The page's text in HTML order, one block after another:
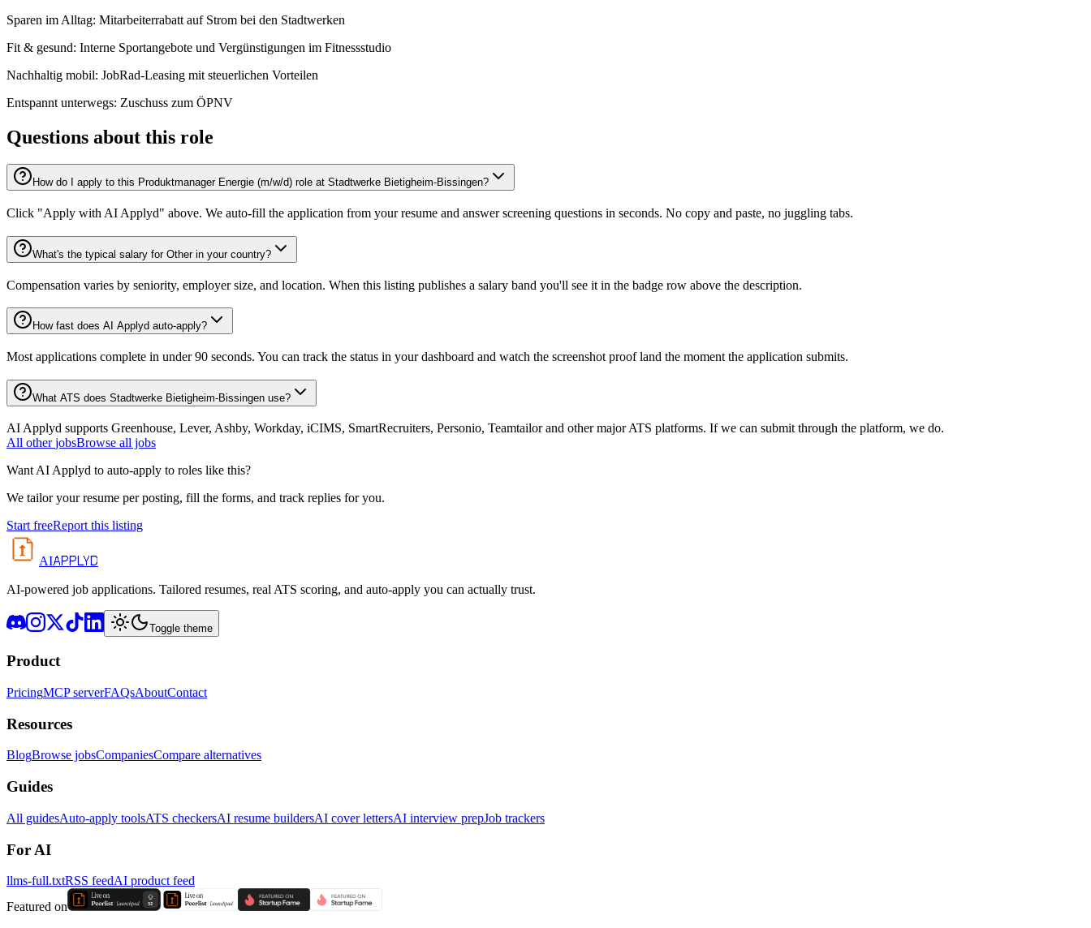
Sparen im Alltag: Mitarbeiterrabatt auf Strom bei den Stadtwerken
Fit & gesund: Interne Sportangebote und Vergünstigungen im Fitnessstudio
Nachhaltig mobil: JobRad-Leasing mit steuerlichen Vorteilen
Entspannt unterwegs: Zuschuss zum ÖPNV
Questions about this role
How do I apply to this Produktmanager Energie (m/w/d) role at Stadtwerke Bietigheim-Bissingen?
Click "Apply with AI Applyd" above. We auto-fill the application from your resume and answer screening questions in seconds. No copy and paste, no juggling tabs.
What's the typical salary for Other in your country?
Compensation varies by seniority, employer size, and location. When this listing publishes a salary band you'll see it in the badge row above the description.
How fast does AI Applyd auto-apply?
Most applications complete in under 90 seconds. You can track the status in your dashboard and watch the screenshot proof land the moment the application submits.
What ATS does Stadtwerke Bietigheim-Bissingen use?
AI Applyd supports Greenhouse, Lever, Ashby, Workday, iCIMS, SmartRecruiters, Personio, Teamtailor and other major ATS platforms. If we can submit through the platform, we do.
All other jobsBrowse all jobs
Want AI Applyd to auto-apply to roles like this?
We tailor your resume per posting, fill the forms, and track replies for you.
Start freeReport this listing
AIAPPLYD
AI-powered job applications. Tailored resumes, real ATS scoring, and auto-apply you can actually trust.
Toggle theme
Product
PricingMCP serverFAQsAboutContact
Resources
BlogBrowse jobsCompaniesCompare alternatives
Guides
All guidesAuto-apply toolsATS checkersAI resume buildersAI cover lettersAI interview prepJob trackers
For AI
llms-full.txtRSS feedAI product feed
Featured on